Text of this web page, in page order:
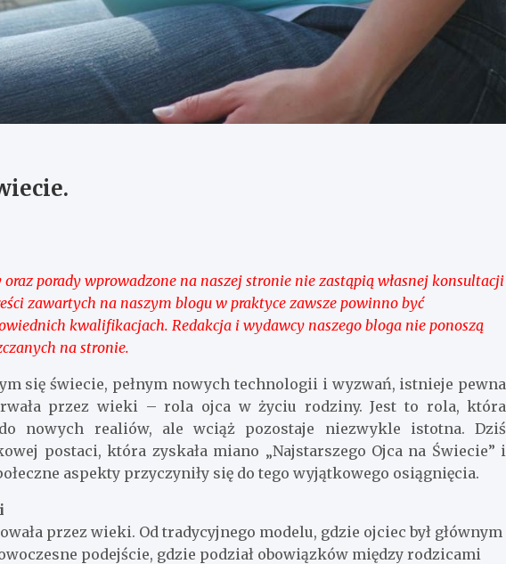
porady wprowadzone na naszej stronie nie zastąpią własnej konsultacji
zawartych na naszym blogu w praktyce zawsze powinno być
kwalifikacjach. Redakcja i wydawcy naszego bloga nie ponoszą
na stronie.
się świecie, pełnym nowych technologii i wyzwań, istnieje pewna
przez wieki – rola ojca w życiu rodziny. Jest to rola, która
nowych realiów, ale wciąż pozostaje niezwykle istotna. Dziś
postaci, która zyskała miano „Najstarszego Ojca na Świecie” i
aspekty przyczyniły się do tego wyjątkowego osiągnięcia.
przez wieki. Od tradycyjnego modelu, gdzie ojciec był głównym
podejście, gdzie podział obowiązków między rodzicami